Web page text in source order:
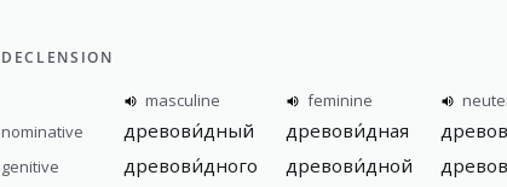
DECLENSION
masculine feminine
nominative
древови́дный древови́дная
genitive древови́дного древови́дной